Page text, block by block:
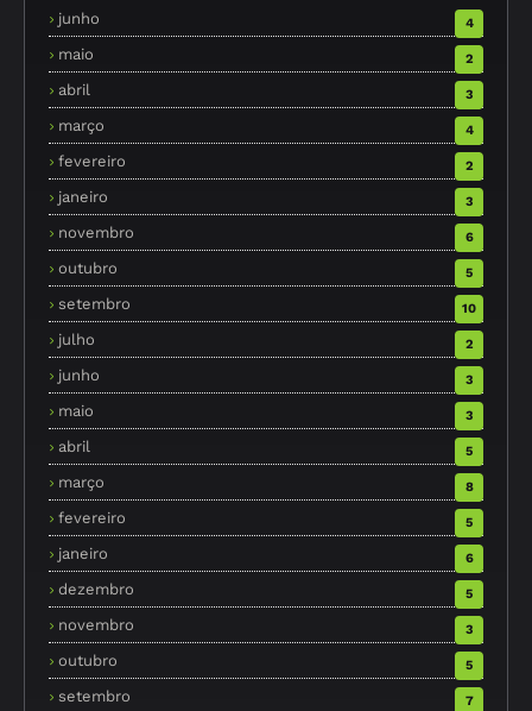
junho 4
maio 2
abril 3
março 4
fevereiro 2
janeiro 3
novembro 6
outubro 5
setembro 10
julho 2
junho 3
maio 3
abril 5
março 8
fevereiro 5
janeiro 6
dezembro 5
novembro 3
outubro 5
setembro 7